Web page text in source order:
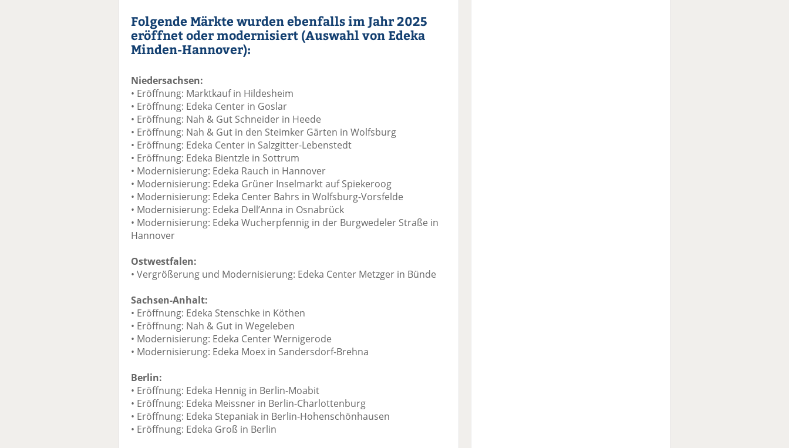
Folgende Märkte wurden ebenfalls im Jahr 2025
eröffnet oder modernisiert (Auswahl von Edeka
Minden-Hannover):
Niedersachsen:
• Eröffnung: Marktkauf in Hildesheim
• Eröffnung: Edeka Center in Goslar
• Eröffnung: Nah & Gut Schneider in Heede
• Eröffnung: Nah & Gut in den Steimker Gärten in Wolfsburg
• Eröffnung: Edeka Center in Salzgitter-Lebenstedt
• Eröffnung: Edeka Bientzle in Sottrum
• Modernisierung: Edeka Rauch in Hannover
• Modernisierung: Edeka Grüner Inselmarkt auf Spiekeroog
• Modernisierung: Edeka Center Bahrs in Wolfsburg-Vorsfelde
• Modernisierung: Edeka Dell’Anna in Osnabrück
• Modernisierung: Edeka Wucherpfennig in der Burgwedeler Straße in
Hannover
Ostwestfalen:
• Vergrößerung und Modernisierung: Edeka Center Metzger in Bünde
Sachsen-Anhalt:
• Eröffnung: Edeka Stenschke in Köthen
• Eröffnung: Nah & Gut in Wegeleben
• Modernisierung: Edeka Center Wernigerode
• Modernisierung: Edeka Moex in Sandersdorf-Brehna
Berlin:
• Eröffnung: Edeka Hennig in Berlin-Moabit
• Eröffnung: Edeka Meissner in Berlin-Charlottenburg
• Eröffnung: Edeka Stepaniak in Berlin-Hohenschönhausen
• Eröffnung: Edeka Groß in Berlin